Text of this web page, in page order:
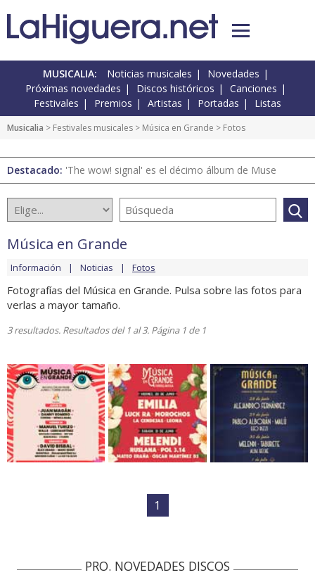
MUSICALIA: Noticias musicales
Novedades
Próximas novedades
Discos históricos
Canciones
Festivales
Premios Artistas Portadas Listas
Musicalia > Festivales musicales > Música en Grande > Fotos
Destacado: 'The wow! signal' es el décimo álbum de Muse
Música en Grande
Información Noticias Fotos
Fotografías del Música en Grande. Pulsa sobre las fotos para
verlas a mayor tamaño.
3 resultados. Resultados del 1 al 3. Página 1 de 1
1
PRO. NOVEDADES DISCOS